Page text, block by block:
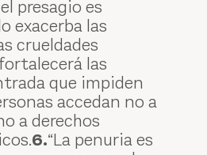
presagio es
exacerba las
crueldades
las
que impiden
accedan no a
a derechos
6.“La penuria es